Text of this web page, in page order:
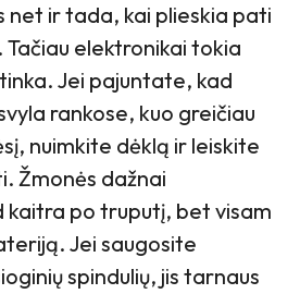
net ir tada, kai plieskia pati
Tačiau elektronikai tokia
Jei pajuntate, kad
rankose, kuo greičiau
nuimkite dėklą ir leiskite
Žmonės dažnai
kaitra po truputį, bet visam
Jei saugosite
spindulių, jis tarnaus